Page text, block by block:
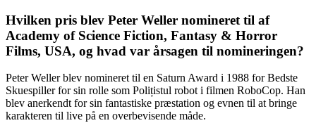
Hvilken pris blev Peter Weller nomineret til af
Academy of Science Fiction, Fantasy & Horror
Films, USA, og hvad var årsagen til nomineringen?
Peter Weller blev nomineret til en Saturn Award i 1988 for Bedste
Skuespiller for sin rolle som Polițistul robot i filmen RoboCop. Han
blev anerkendt for sin fantastiske præstation og evnen til at bringe
karakteren til live på en overbevisende måde.